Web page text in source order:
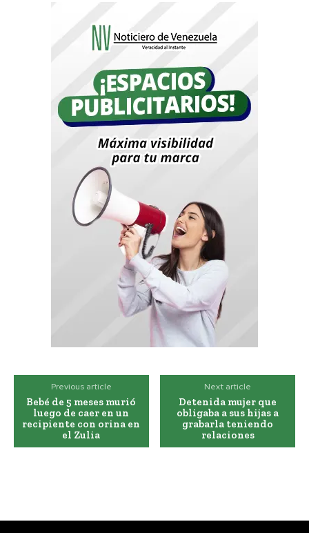
Previous article
Bebé de 5 meses murió
luego de caer en un
recipiente con orina en
el Zulia
Next article
Detenida mujer que
obligaba a sus hijas a
grabarla teniendo
relaciones